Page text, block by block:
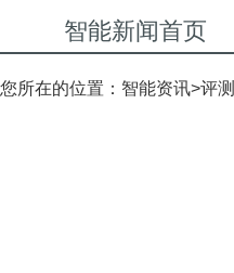
智能新闻首页
您所在的位置： 智能资讯>评测